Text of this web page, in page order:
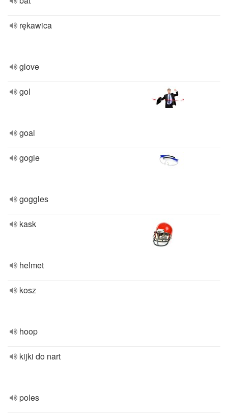
rękawica
glove
gol
goal
gogle
goggles
kask
helmet
kosz
hoop
kijki do nart
poles